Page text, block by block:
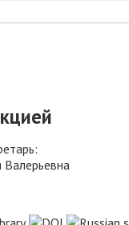
Валерьевна